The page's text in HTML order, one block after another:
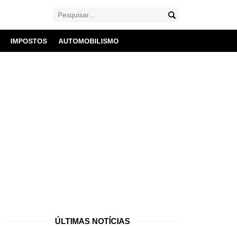
IMPOSTOS AUTOMOBILISMO
ÚLTIMAS NOTÍCIAS